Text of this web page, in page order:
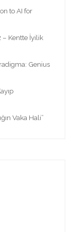
to AI for
– Kentte İyilik
Genius
Vaka Hali”